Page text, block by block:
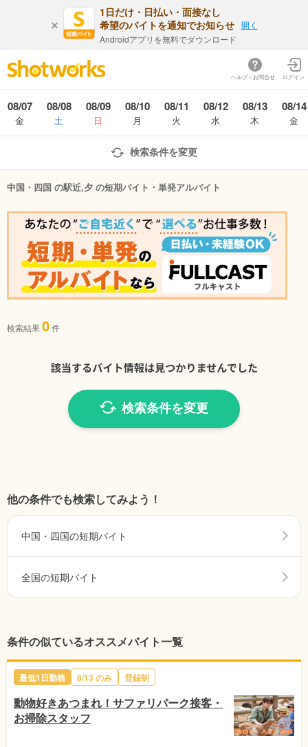
1日だけ・日払い・面接なし
希望のバイトを通知でお知らせ
Androidアプリを無料でダウンロード
開く
ヘルプ・お問合せ ログイン
08/07
金
08/08
土
08/09
日
08/10
月
08/11
火
08/12
水
08/13
木
08/14
金
検索条件を変更
中国・四国 の駅近,夕 の短期バイト・単発アルバイト
検索結果0件
検索条件を変更
他の条件でも検索してみよう！
中国・四国の短期バイト
全国の短期バイト
条件の似ているオススメバイト一覧
最低1日勤務 8/13 のみ 登録制
動物好きあつまれ！サファリパーク接客・
お掃除スタッフ